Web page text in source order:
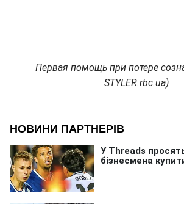
Первая помощь при потере
STYLER.rbc.ua)